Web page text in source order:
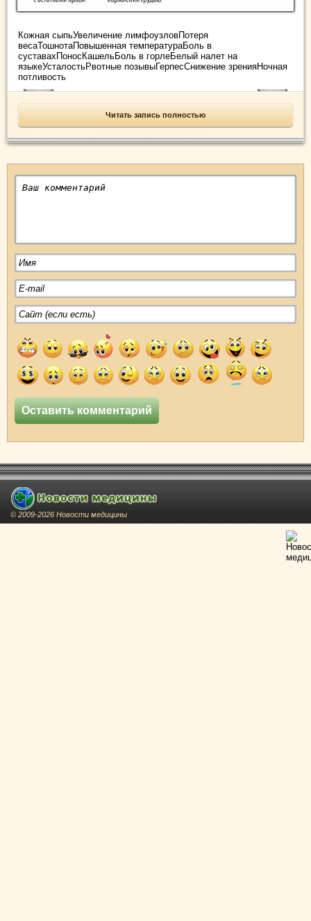
Кожная сыпьУвеличение лимфоузловПотеря
весаТошнотаПовышенная температураБоль в
суставахПоносКашельБоль в горлеБелый налет на
языкеУсталостьРвотные позывыГерпесСнижение зренияНочная
потливость
Читать запись полностью
© 2009-2026 Новости медицины